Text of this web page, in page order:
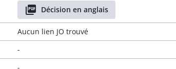
Décision en anglais
Aucun lien JO trouvé
-